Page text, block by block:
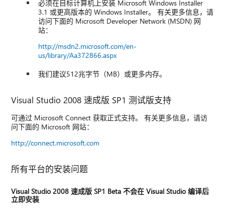
必须在目标计算机上安装 Microsoft Windows Installer
3.1 或更高版本的 Windows Installer。 有关更多信息，请
访问下面的 Microsoft Developer Network (MSDN) 网
站：
http://msdn2.microsoft.com/en-
us/library/Aa372866.aspx
我们建议512兆字节（MB）或更多内存。
Visual Studio 2008 速成版 SP1 测试版支持
可通过 Microsoft Connect 获取正式支持。 有关更多信息，请访
问下面的 Microsoft 网站：
http://connect.microsoft.com
所有平台的安装问题
Visual Studio 2008 速成版 SP1 Beta 不会在 Visual Studio 编译后
立即安装